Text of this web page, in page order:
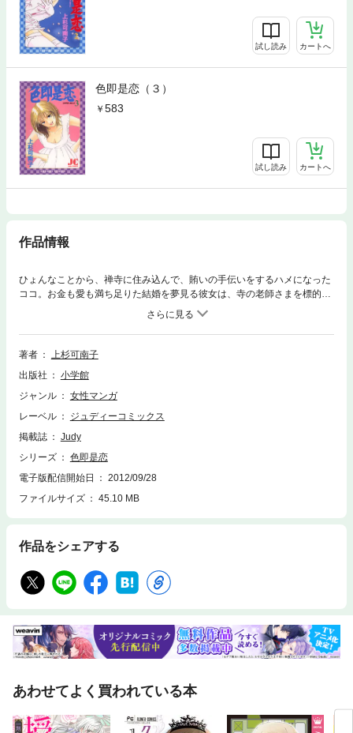
試し読み カートへ
色即是恋（３）
583
試し読み カートへ
作品情報
ひょんなことから、禅寺に住み込んで、賄いの手伝いをするハメになった
ココ。お金も愛も満ち足りた結婚を夢見る彼女は、寺の老師さまを標的に
定めるが、修行僧・瑞岳にコキ使われる毎日。ある日、寺を座禅会の一行
が訪れる。そのなかには瑞岳の婚約者の姿が！ココはふたりの逢瀬を垣間
見てしまうが…！？
著者
上杉可南子
出版社
小学館
ジャンル
女性マンガ
レーベル
ジュディーコミックス
掲載誌
Judy
シリーズ
色即是恋
電子版配信開始日
2012/09/28
ファイルサイズ
45.10 MB
作品をシェアする
あわせてよく買われている本